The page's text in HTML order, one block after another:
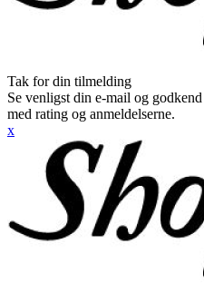
Tak for din tilmelding
Se venligst din e-mail og
med rating og anmeldelserne.
x